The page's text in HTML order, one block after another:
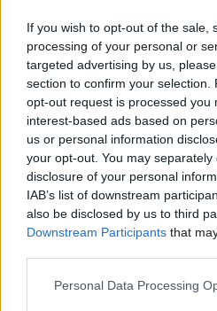
If you wish to opt-out of the sale,
processing of your personal or
targeted advertising by us,
section to confirm your selection.
opt-out request is processed you
interest-based ads based on
us or personal information
your opt-out. You may
disclosure of your personal
IAB’s list of downstream
also be disclosed by us to third
Downstream Participants that
Personal Data Processing
τον ΠΑΟΚ στην
κριθούν στις
7 Αυγούστου 2026
ΕΝΔΙΑΦΕΡΟΝΤΑ
Tα ζώδια της
Αυγούστου
7 Αυγούστου 2026
ΕΝΔΙΑΦΕΡΟΝΤΑ
Τζόκερ: Αυτοί
που κερδίζουν
ευρώ